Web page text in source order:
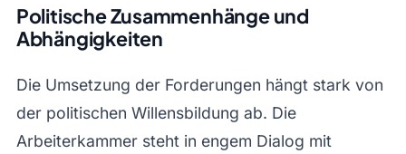
Politische Zusammenhänge und
Abhängigkeiten
Die Umsetzung der Forderungen hängt stark von
der politischen Willensbildung ab. Die
Arbeiterkammer steht in engem Dialog mit